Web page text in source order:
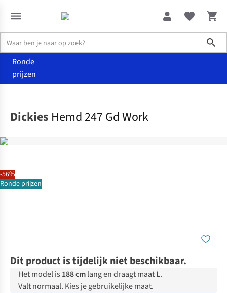
Ronde
prijzen
-56%
Ronde prijzen
Dickies Hemd 247 Gd Work
Dit product is tijdelijk niet beschikbaar.
Het model is 188 cmlang en draagt maatL.
Valt normaal. Kies je gebruikelijke maat.